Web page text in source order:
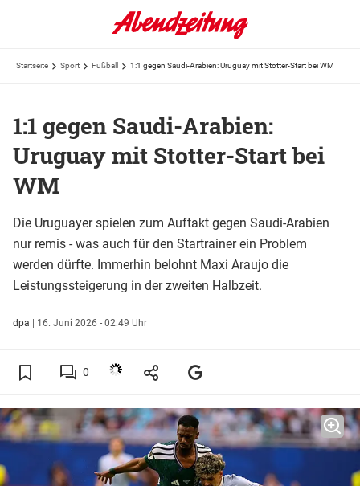
Startseite Sport Fußball 1:1 gegen Saudi-Arabien: Uruguay mit Stotter-Start bei WM
1:1 gegen Saudi-Arabien:
Uruguay mit Stotter-Start bei
WM
Die Uruguayer spielen zum Auftakt gegen Saudi-Arabien
nur remis - was auch für den Startrainer ein Problem
werden dürfte. Immerhin belohnt Maxi Araujo die
Leistungssteigerung in der zweiten Halbzeit.
dpa | 16. Juni 2026 - 02:49 Uhr
0